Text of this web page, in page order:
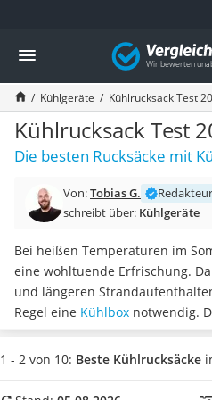
Die beliebtesten Vergleiche nach
Haushalt
Wassersprudler
Zentralstaubsauger
Brotbackautomat
Wischroboter
Wäschespinne
Spülmaschinentabs
Akku-Staubsauger
Eierkocher
AEG-Waschmaschine
Saug-Wisch-Roboter
Handstaubsauger
Milchaufschäumer
Reiskocher
Vergleich
Kühlgeräte Kühlrucksack Test
Kühlrucksack Test
Die besten Rucksäcke mit
Von:Tobias G.
Redakteur
schreibt über: Kühlgeräte
Bei heißen Temperaturen im
eine wohltuende Erfrischung.
und längeren
Regel eine Kühlbox notwendig.
und umständlich zu tragen.
hierzudeutlich angenehmer zu
Isolierfach. Wählen Sie jetzt aus
1 - 2 von 10: Beste Kühlrucksäcke